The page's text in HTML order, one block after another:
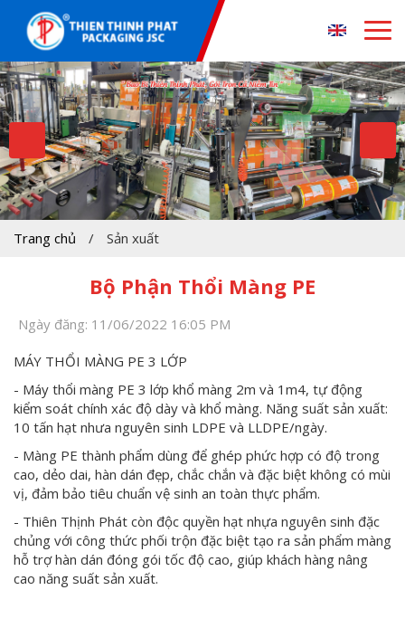
Trang chủ / Sản xuất
Bộ Phận Thổi Màng PE
Ngày đăng: 11/06/2022 16:05 PM
MÁY THỔI MÀNG PE 3 LỚP
- Máy thổi màng PE 3 lớp khổ màng 2m và 1m4, tự động
kiểm soát chính xác độ dày và khổ màng. Năng suất sản xuất:
10 tấn hạt nhưa nguyên sinh LDPE và LLDPE/ngày.
- Màng PE thành phẩm dùng để ghép phức hợp có độ trong
cao, dẻo dai, hàn dán đẹp, chắc chắn và đặc biệt không có mùi
vị, đảm bảo tiêu chuẩn vệ sinh an toàn thực phẩm.
- Thiên Thịnh Phát còn độc quyền hạt nhựa nguyên sinh đặc
chủng với công thức phối trộn đặc biệt tạo ra sản phẩm màng
hỗ trợ hàn dán đóng gói tốc độ cao, giúp khách hàng nâng
cao năng suất sản xuất.